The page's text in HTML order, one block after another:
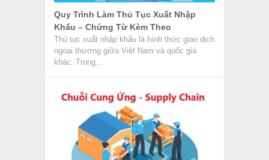
Quy Trình Làm Thủ Tục Xuất Nhập
Khẩu – Chứng Từ Kèm Theo
Thủ tục xuất nhập khẩu là hình thức giao dịch
ngoại thương giữa Việt Nam và quốc gia
khác. Trong...